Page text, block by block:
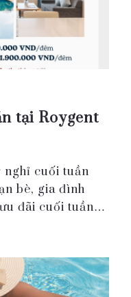
tại Roygent
nghỉ cuối tuần
bè, gia đình
đãi cuối tuần